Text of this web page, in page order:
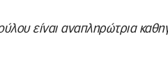
είναι αναπληρώτρια